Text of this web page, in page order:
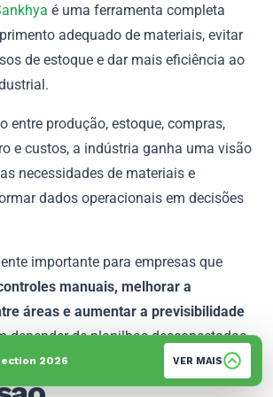
é uma ferramenta completa
adequado de materiais, evitar
de estoque e dar mais eficiência ao
entre produção, estoque, compras,
e custos, a indústria ganha uma visão
necessidades de materiais e
dados operacionais em decisões
importante para empresas que
manuais, melhorar a
áreas e aumentar a previsibilidade
depender de planilhas desconectadas.
2026 VER MAIS